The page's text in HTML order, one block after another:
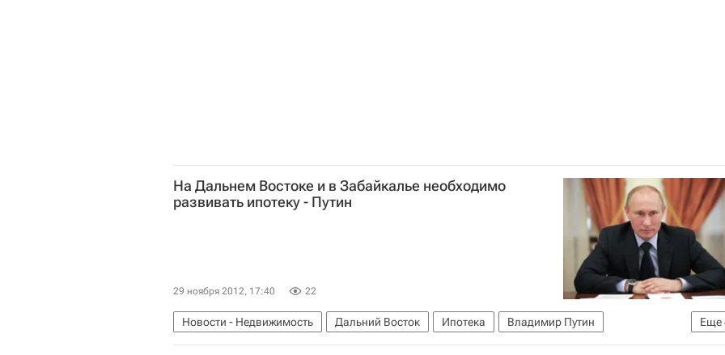
На Дальнем Востоке и в Забайкалье необходимо
развивать ипотеку - Путин
29 ноября 2012, 17:40 22
Еще
Новости - Недвижимость Дальний Восток Ипотека
Владимир Путин
Малоэтажное жилье
Забайкальский край Жилье Россия